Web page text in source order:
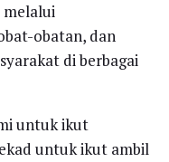
melalui
obatan, dan
di berbagai
untuk ikut
untuk ikut ambil